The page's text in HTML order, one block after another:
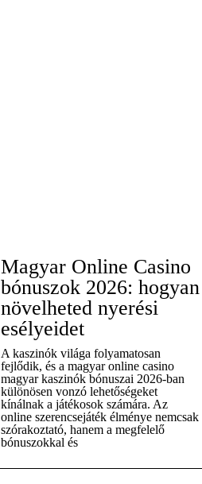
Magyar Online Casino
bónuszok 2026: hogyan
növelheted nyerési
esélyeidet
A kaszinók világa folyamatosan
fejlődik, és a magyar online casino
magyar kaszinók bónuszai 2026-ban
különösen vonzó lehetőségeket
kínálnak a játékosok számára. Az
online szerencsejáték élménye nemcsak
szórakoztató, hanem a megfelelő
bónuszokkal és